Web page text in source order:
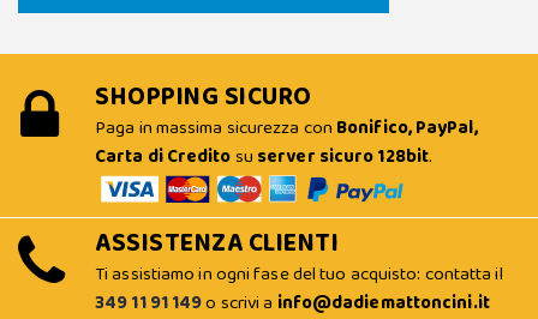
SHOPPING SICURO
Paga in massima sicurezza con Bonifico, PayPal,
Carta di Creditosu server sicuro 128bit.
ASSISTENZA CLIENTI
Ti assistiamo in ogni fase del tuo acquisto: contatta il
349 11 91 149o scrivi a info@dadiemattoncini.it